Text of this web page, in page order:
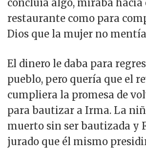
concluía algo, miraba hacia
restaurante como para
Dios que la mujer no
El dinero le daba para
pueblo, pero quería que el
cumpliera la promesa de
para bautizar a Irma. La
muerto sin ser bautizada y
jurado que él mismo